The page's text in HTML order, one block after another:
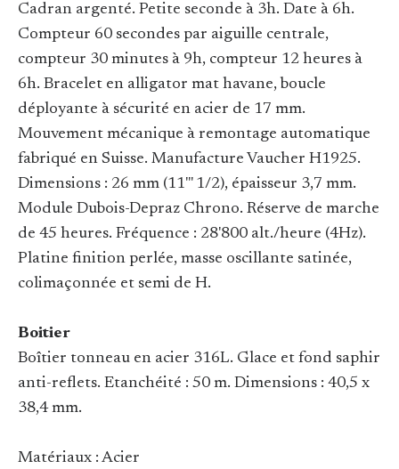
Cadran argenté. Petite seconde à 3h. Date à 6h.
Compteur 60 secondes par aiguille centrale,
compteur 30 minutes à 9h, compteur 12 heures à
6h. Bracelet en alligator mat havane, boucle
déployante à sécurité en acier de 17 mm.
Mouvement mécanique à remontage automatique
fabriqué en Suisse. Manufacture Vaucher H1925.
Dimensions : 26 mm (11''' 1/2), épaisseur 3,7 mm.
Module Dubois-Depraz Chrono. Réserve de marche
de 45 heures. Fréquence : 28'800 alt./heure (4Hz).
Platine finition perlée, masse oscillante satinée,
colimaçonnée et semi de H.
Boitier
Boîtier tonneau en acier 316L. Glace et fond saphir
anti-reflets. Etanchéité : 50 m. Dimensions : 40,5 x
38,4 mm.
Matériaux : Acier